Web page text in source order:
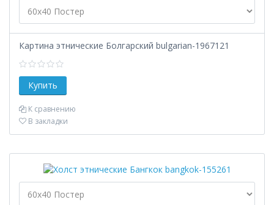
Картина этнические Болгарский bulgarian-1967121
К сравнению
В закладки